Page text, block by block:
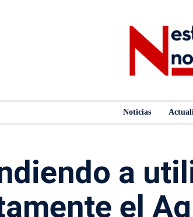
Noticias
a
el